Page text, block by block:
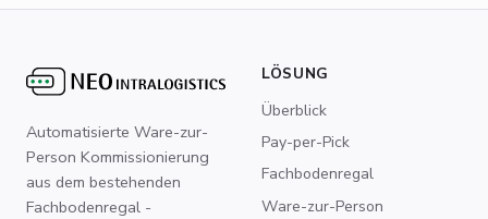
Automatisierte Ware-zur-
Person Kommissionierung
aus dem bestehenden
Fachbodenregal -
LÖSUNG
Überblick
Pay-per-Pick
Fachbodenregal
Ware-zur-Person